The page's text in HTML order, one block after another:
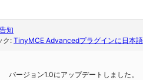
知
ク: TinyMCE Advancedプラグインに日本
バージョン1.0にアップデートしました。